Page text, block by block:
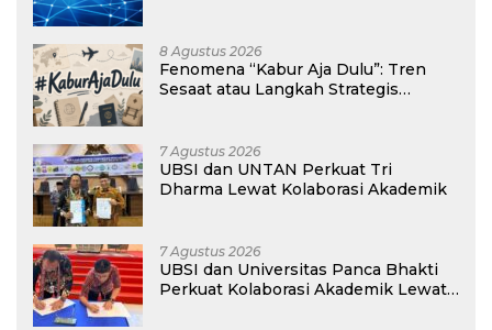
8 Agustus 2026
Fenomena “Kabur Aja Dulu”: Tren
Sesaat atau Langkah Strategis
7 Agustus 2026
UBSI dan UNTAN Perkuat Tri
Dharma Lewat Kolaborasi Akademik
7 Agustus 2026
UBSI dan Universitas Panca Bhakti
Perkuat Kolaborasi Akademik Lewat